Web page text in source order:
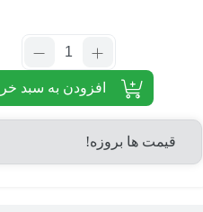
افزودن به سبد
قیمت ها بروزه!